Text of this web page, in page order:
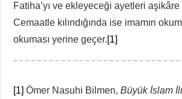
Fatiha’yı ve ekleyeceği ayetleri
Cemaatle kılındığında ise imamın
okuması yerine geçer.[1]
[1] Ömer Nasuhi Bilmen,Büyük İslam